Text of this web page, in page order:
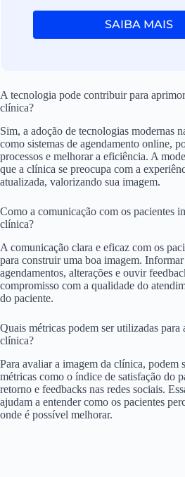
SAIBA MAIS
A tecnologia pode contribuir para
clínica?
Sim, a adoção de tecnologias modernas
como sistemas de agendamento online,
processos e melhorar a eficiência. A
que a clínica se preocupa com a
atualizada, valorizando sua imagem.
Como a comunicação com os pacientes
clínica?
A comunicação clara e eficaz com os
para construir uma boa imagem.
agendamentos, alterações e ouvir
compromisso com a qualidade do
do paciente.
Quais métricas podem ser utilizadas para
clínica?
Para avaliar a imagem da clínica, podem
métricas como o índice de satisfação do
retorno e feedbacks nas redes sociais.
ajudam a entender como os pacientes
onde é possível melhorar.